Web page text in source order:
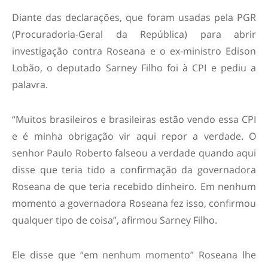
Diante das declarações, que foram usadas pela PGR
(Procuradoria-Geral da República) para abrir
investigação contra Roseana e o ex-ministro Edison
Lobão, o deputado Sarney Filho foi à CPI e pediu a
palavra.
“Muitos brasileiros e brasileiras estão vendo essa CPI
e é minha obrigação vir aqui repor a verdade. O
senhor Paulo Roberto falseou a verdade quando aqui
disse que teria tido a confirmação da governadora
Roseana de que teria recebido dinheiro. Em nenhum
momento a governadora Roseana fez isso, confirmou
qualquer tipo de coisa”, afirmou Sarney Filho.
Ele disse que “em nenhum momento” Roseana lhe